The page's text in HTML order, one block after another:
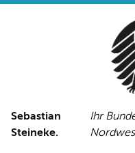
Sebastian
Steineke.
Ihr